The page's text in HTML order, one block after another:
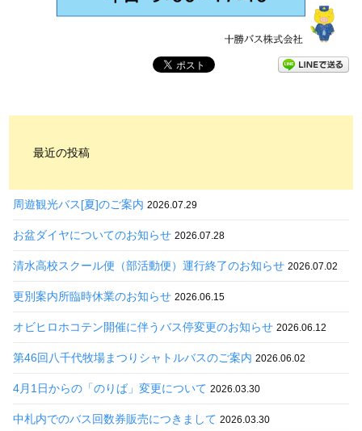
最近の投稿
周遊観光バス[夏]のご案内 2026.07.29
お盆ダイヤについてのお知らせ 2026.07.28
清水高校スクール便（部活動便）運行終了のお知らせ 2026.07.02
更別案内所臨時休業のお知らせ 2026.06.15
オビヒロホコテン開催に伴うバス停変更のお知らせ 2026.06.12
第46回八千代牧場まつりシャトルバスのご案内 2026.06.02
4月1日からの「のりば」変更について 2026.03.30
中札内でのバス回数券販売につきまして 2026.03.30